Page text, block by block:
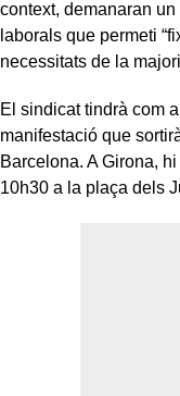
context, demanaran
laborals que permeti
necessitats de la
El sindicat tindrà com
manifestació que
Barcelona. A Girona,
10h30 a la plaça dels